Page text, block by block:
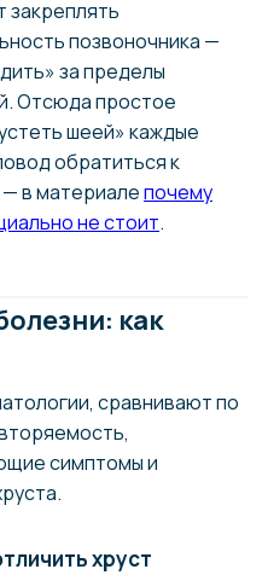
позвоночника —
за пределы
Отсюда простое
шеей» каждые
обратиться к
в материалепочему
не стоит.
как
сравнивают по
симптомы и
хруст